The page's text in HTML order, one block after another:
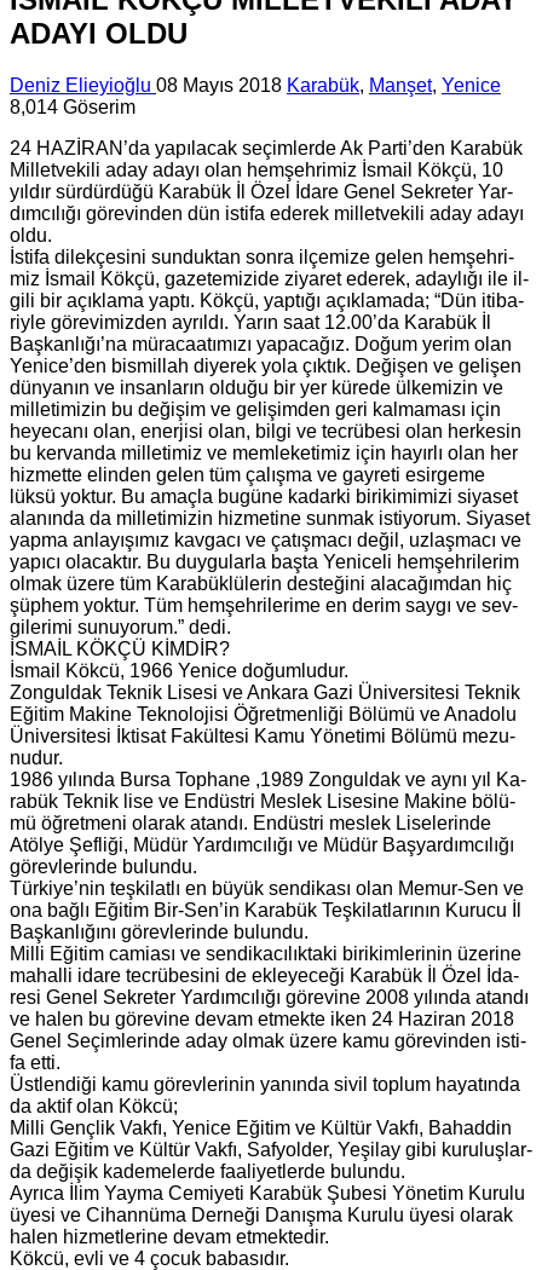
ADAYI OLDU
Deniz Elieyioğlu 08 Mayıs 2018 Karabük, Manşet, Yenice
8,014 Göserim
24 HAZİRAN’da ya­pı­la­cak se­çim­ler­de Ak Parti’den Ka­ra­bük
Mil­let­ve­ki­li aday adayı olan hem­şeh­ri­miz İsmail Kökçü, 10
yıl­dır sür­dür­dü­ğü Ka­ra­bük İl Özel İdare Genel Sek­re­ter Yar­
dım­cı­lı­ğı gö­re­vin­den dün is­ti­fa ede­rek mil­let­ve­ki­li aday adayı
oldu.
İstifa di­lek­çe­si­ni sun­duk­tan sonra il­çe­mi­ze gelen hem­şeh­ri­
miz İsmail Kökçü, ga­ze­te­mi­zi­de zi­ya­ret ede­rek, aday­lı­ğı ile il­
gi­li bir açık­la­ma yaptı. Kökçü, yap­tı­ğı açık­la­ma­da; “Dün iti­ba­
riy­le gö­re­vi­miz­den ay­rıl­dı. Yarın saat 12.00’da Ka­ra­bük İl
Baş­kan­lı­ğı’na mü­ra­ca­atı­mı­zı ya­pa­ca­ğız. Doğum yerim olan
Ye­ni­ce’den bis­mil­lah di­ye­rek yola çık­tık. De­ği­şen ve ge­li­şen
dün­ya­nın ve in­san­la­rın ol­du­ğu bir yer kü­re­de ül­ke­mi­zin ve
mil­le­ti­mi­zin bu de­ği­şim ve ge­li­şim­den geri kal­ma­ma­sı için
he­ye­ca­nı olan, ener­ji­si olan, bilgi ve tec­rü­be­si olan her­ke­sin
bu ker­van­da mil­le­ti­miz ve mem­le­ke­ti­miz için ha­yır­lı olan her
hiz­met­te elin­den gelen tüm ça­lış­ma ve gay­re­ti esir­ge­me
lüksü yok­tur. Bu amaç­la bu­gü­ne ka­dar­ki bi­ri­ki­mi­mi­zi si­ya­set
ala­nın­da da mil­le­ti­mi­zin hiz­me­ti­ne sun­mak is­ti­yo­rum. Si­ya­set
yapma an­la­yı­şı­mız kav­ga­cı ve ça­tış­ma­cı değil, uz­laş­ma­cı ve
ya­pı­cı ola­cak­tır. Bu duy­gu­lar­la başta Ye­ni­ce­li hem­şeh­ri­le­rim
olmak üzere tüm Ka­ra­bük­lü­le­rin des­te­ği­ni ala­ca­ğım­dan hiç
şüp­hem yok­tur. Tüm hem­şeh­ri­le­ri­me en derim saygı ve sev­
gi­le­ri­mi su­nu­yo­rum.” dedi.
İSMAİL KÖKÇÜ KİMDİR?
İsmail Kökcü, 1966 Ye­ni­ce do­ğum­lu­dur.
Zon­gul­dak Tek­nik Li­se­si ve An­ka­ra Gazi Üni­ver­si­te­si Tek­nik
Eği­tim Ma­ki­ne Tek­no­lo­ji­si Öğ­ret­men­li­ği Bö­lü­mü ve Ana­do­lu
Üni­ver­si­te­si İkti­sat Fa­kül­te­si Kamu Yö­ne­ti­mi Bö­lü­mü me­zu­
nu­dur.
1986 yı­lın­da Bursa Top­ha­ne ,1989 Zon­gul­dak ve aynı yıl Ka­
ra­bük Tek­nik lise ve En­düst­ri Mes­lek Li­se­si­ne Ma­ki­ne bö­lü­
mü öğ­ret­me­ni ola­rak atan­dı. En­düst­ri mes­lek Li­se­le­rin­de
Atöl­ye Şef­li­ği, Müdür Yar­dım­cı­lı­ğı ve Müdür Baş­yar­dım­cı­lı­ğı
gö­rev­le­rin­de bu­lun­du.
Tür­ki­ye’nin teş­ki­lat­lı en büyük sen­di­ka­sı olan Me­mur-Sen ve
ona bağlı Eği­tim Bir-Sen’in Ka­ra­bük Teş­ki­lat­la­rı­nın Ku­ru­cu İl
Baş­kan­lı­ğı­nı gö­rev­le­rin­de bu­lun­du.
Milli Eği­tim ca­mi­ası ve sen­di­ka­cı­lık­ta­ki bi­ri­kim­le­ri­nin üze­ri­ne
ma­hal­li idare tec­rü­be­si­ni de ek­le­ye­ce­ği Ka­ra­bük İl Özel İda­
re­si Genel Sek­re­ter Yar­dım­cı­lı­ğı gö­re­vi­ne 2008 yı­lın­da atan­dı
ve halen bu gö­re­vi­ne devam et­mek­te iken 24 Ha­zi­ran 2018
Genel Se­çim­le­rin­de aday olmak üzere kamu gö­re­vin­den is­ti­
fa etti.
Üst­len­di­ği kamu gö­rev­le­ri­nin ya­nın­da sivil top­lum ha­ya­tın­da
da aktif olan Kökcü;
Milli Genç­lik Vakfı, Ye­ni­ce Eği­tim ve Kül­tür Vakfı, Ba­had­din
Gazi Eği­tim ve Kül­tür Vakfı, Saf­yol­der, Ye­şi­lay gibi ku­ru­luş­lar­
da de­ği­şik ka­de­me­ler­de fa­ali­yet­ler­de bu­lun­du.
Ay­rı­ca İlim Yayma Ce­mi­ye­ti Ka­ra­bük Şu­be­si Yö­ne­tim Ku­ru­lu
üyesi ve Ci­han­nü­ma Der­ne­ği Da­nış­ma Ku­ru­lu üyesi ola­rak
halen hiz­met­le­ri­ne devam et­mek­te­dir.
Kökcü, evli ve 4 çocuk ba­ba­sı­dır.